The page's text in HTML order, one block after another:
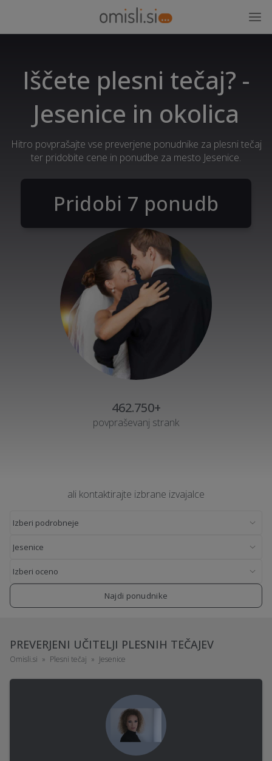
Iščete plesni tečaj? -
Jesenice in okolica
Hitro povprašajte vse preverjene ponudnike za plesni tečaj
ter pridobite cene in ponudbe za mesto Jesenice.
Pridobi 7 ponudb
462.750+
povpraševanj strank
ali kontaktirajte izbrane izvajalce
Najdi ponudnike
PREVERJENI UČITELJI PLESNIH TEČAJEV
Omisli.si Plesni tečaj Jesenice